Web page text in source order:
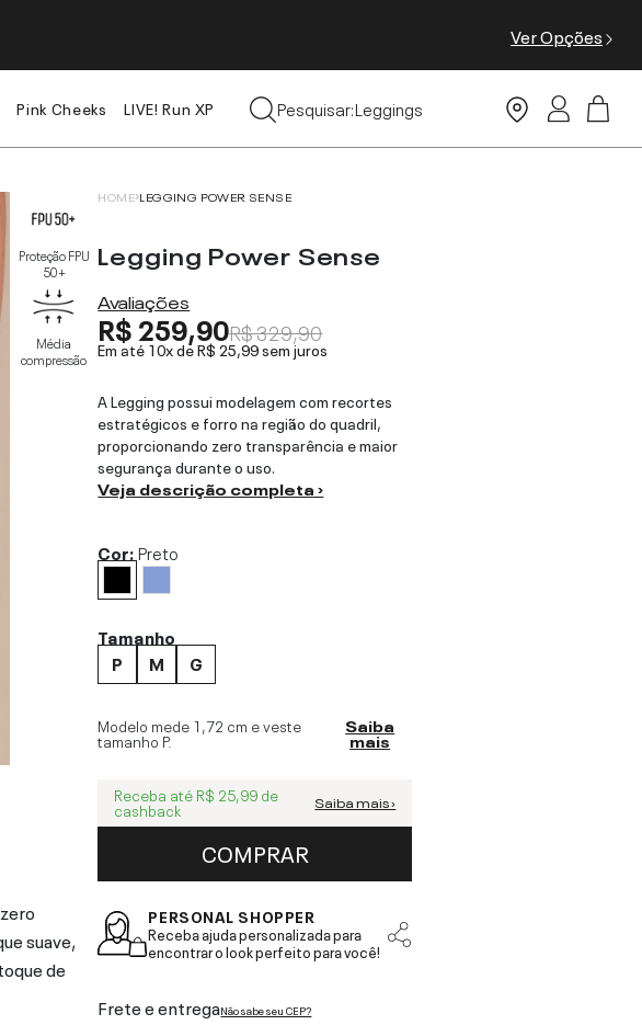
Ver Opções
Pink Cheeks LIVE! Run XP
Pesquisar:
Tops
Leggings
Proteção FPU
50+
Média
compressão
suave,
de
HOME LEGGING POWER SENSE
Legging Power Sense
Avaliações
R$ 259,90R$ 329,90
Em até 10x deR$ 25,99sem juros
A Legging possui modelagem com recortes
estratégicos e forro na região do quadril,
proporcionando zero transparência e maior
segurança durante o uso.
Veja descrição completa ›
Cor:Preto
Tamanho
P
M G
Modelo mede 1,72 cm e veste
tamanho P.
Saiba
mais
Receba até R$ 25,99 de
cashback Saiba mais ›
COMPRAR
PERSONAL SHOPPER
Receba ajuda personalizada para
encontrar o look perfeito para você!
Frete e entregaNão sabe seu CEP?